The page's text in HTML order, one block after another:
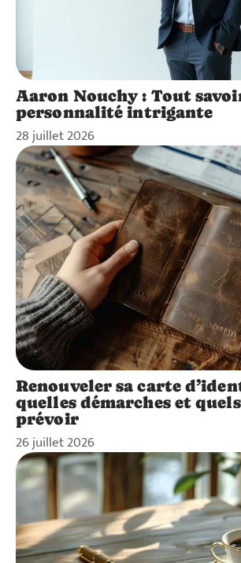
Aaron Nouchy : Tout
personnalité intrigante
28 juillet 2026
Renouveler sa carte
quelles démarches et
prévoir
26 juillet 2026